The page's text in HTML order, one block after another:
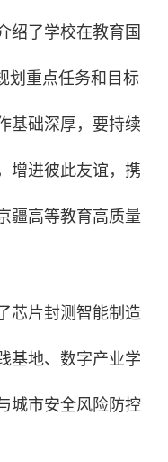
绍了学校在教育国
划重点任务和目标
基础深厚，要持续
增进彼此友谊，携
疆高等教育高质量
芯片封测智能制造
基地、数字产业学
城市安全风险防控